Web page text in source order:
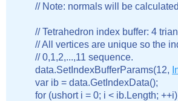
// Note: normals will be
// Tetrahedron index buffer: 4
// All vertices are unique so the
        // 0,1,2,...,11 sequence.
        data.SetIndexBufferParams(12,
        var ib = data.GetIndexData
();
        for (ushort i = 0; i < ib.Length; ++i)